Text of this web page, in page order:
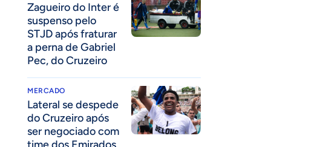
Zagueiro do Inter é
suspenso pelo
STJD após fraturar
a perna de Gabriel
Pec, do Cruzeiro
MERCADO
Lateral se despede
do Cruzeiro após
ser negociado com